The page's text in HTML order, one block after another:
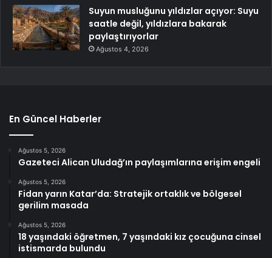
Suyun musluğunu yıldızlar açıyor: Suyu
saatle değil, yıldızlara bakarak
paylaştırıyorlar
Ağustos 4, 2026
En Güncel Haberler
Ağustos 5, 2026
Gazeteci Alican Uludağ’ın paylaşımlarına erişim engeli
Ağustos 5, 2026
Fidan yarın Katar’da: Stratejik ortaklık ve bölgesel
gerilim masada
Ağustos 5, 2026
18 yaşındaki öğretmen, 7 yaşındaki kız çocuğuna cinsel
istismarda bulundu